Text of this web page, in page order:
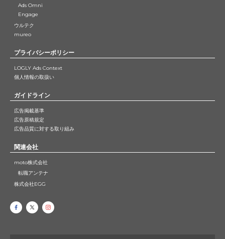
Ads Omni
Engage
ウルテク
mureo
プライバシーポリシー
LOGLY Ads Context
個人情報の取扱い
ガイドライン
広告掲載基準
広告原稿規定
広告品質に対する取り組み
関連会社
moto株式会社
転職アンテナ
株式会社EGG